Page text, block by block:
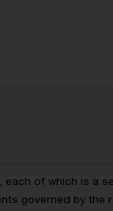
of which is a
governed by the